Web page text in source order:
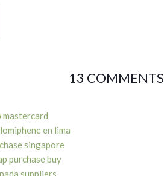
13 COMMENTS
mastercard
en lima
singapore
purchase buy
suppliers